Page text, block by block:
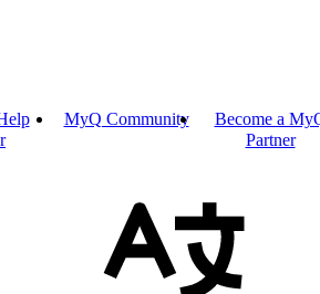
MyQ Community
Become a
Partner